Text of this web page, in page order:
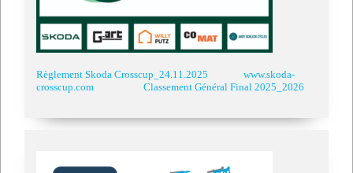
Règlement Skoda Crosscup_24.11.2025
www.skoda-
crosscup.com
Classement Général Final 2025_2026